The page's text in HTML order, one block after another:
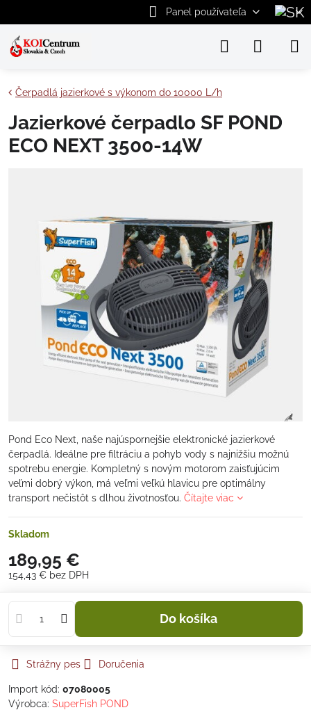
Panel používateľa
Čerpadlá jazierkové s výkonom do 10000 L/h
Jazierkové čerpadlo SF POND
ECO NEXT 3500-14W
Pond Eco Next, naše najúspornejšie elektronické jazierkové
čerpadlá. Ideálne pre filtráciu a pohyb vody s najnižšiu možnú
spotrebu energie. Kompletný s novým motorom zaisťujúcim
veľmi dobrý výkon, má veľmi veľkú hlavicu pre optimálny
transport nečistôt s dlhou životnosťou. Čítajte viac
Skladom
189,95 €
154,43 € bez DPH
Do košíka
Strážny pes Doručenia
Import kód: 07080005
Výrobca: SuperFish POND